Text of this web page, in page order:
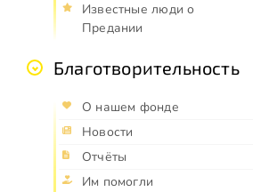
Известные люди о
Предании
Благотворительность
О нашем фонде
Новости
Отчёты
Им помогли